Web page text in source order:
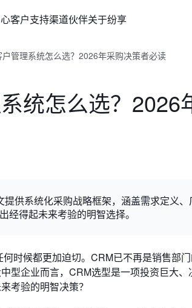
客户支持渠道伙伴关于纷享
管理系统怎么选？2026年采购决策者必读
统怎么选？2026
供系统化采购战略框架，涵盖需求定义
经得起未来考验的明智选择。
时候都更加迫切。CRM已不再是销售部
型企业而言，CRM选型是一项投资巨大
考验的明智决策？